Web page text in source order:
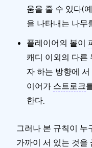
움을 줄 수 있다(
을 나타내는 나무
플레이어의 볼이
캐디 이외의 다른
자 하는 방향에 서
이어가 스트로크
한다.
그러나 본 규칙이 누
가까이 서 있는 것을